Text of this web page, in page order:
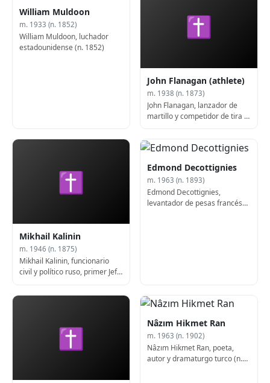
William Muldoon
m. 1933 (n. 1852)
William Muldoon, luchador
estadounidense (n. 1852)
✝
John Flanagan (athlete)
m. 1938 (n. 1873)
John Flanagan, lanzador de
martillo y competidor de tira y
✝
Mikhail Kalinin
m. 1946 (n. 1875)
Mikhail Kalinin, funcionario
civil y político ruso, primer Jefe
Soviética (f. 1946)
Edmond Decottignies
m. 1963 (n. 1893)
Edmond Decottignies,
levantador de pesas francés
✝ Nâzım Hikmet Ran
m. 1963 (n. 1902)
Nâzım Hikmet Ran, poeta,
autor y dramaturgo turco (n.